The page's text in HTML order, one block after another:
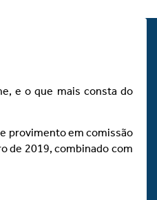
e o que mais consta do
provimento em comissão
de 2019, combinado com